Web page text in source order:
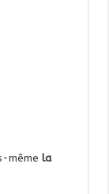
même la